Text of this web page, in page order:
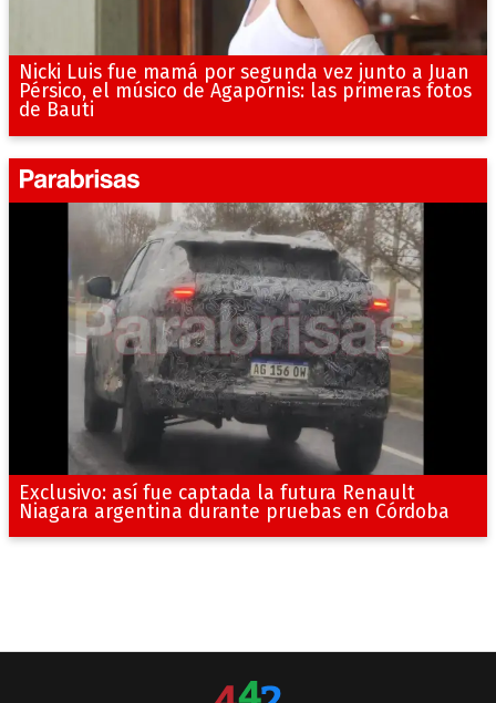
Nicki Luis fue mamá por segunda vez junto a Juan
Pérsico, el músico de Agapornis: las primeras fotos
de Bauti
Exclusivo: así fue captada la futura Renault
Niagara argentina durante pruebas en Córdoba